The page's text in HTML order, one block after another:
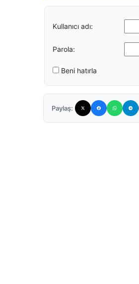
Kullanıcı adı:
Parola:
Beni hatırla
Paylaş: